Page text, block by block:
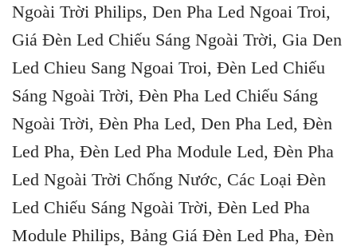
Ngoài Trời Philips, Den Pha Led Ngoai Troi,
Giá Đèn Led Chiếu Sáng Ngoài Trời, Gia Den
Led Chieu Sang Ngoai Troi, Đèn Led Chiếu
Sáng Ngoài Trời, Đèn Pha Led Chiếu Sáng
Ngoài Trời, Đèn Pha Led, Den Pha Led, Đèn
Led Pha, Đèn Led Pha Module Led, Đèn Pha
Led Ngoài Trời Chống Nước, Các Loại Đèn
Led Chiếu Sáng Ngoài Trời, Đèn Led Pha
Module Philips, Bảng Giá Đèn Led Pha, Đèn